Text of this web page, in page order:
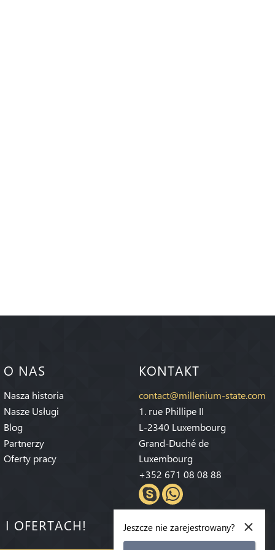
O NAS
Nasza historia
Nasze Usługi
Blog
Partnerzy
Oferty pracy
KONTAKT
contact@millenium-state.com
1. rue Phillipe II
L-2340 Luxembourg
Grand-Duché de
Luxembourg
+352 671 08 08 88
OFERTACH! ×
Jeszcze nie zarejestrowany?